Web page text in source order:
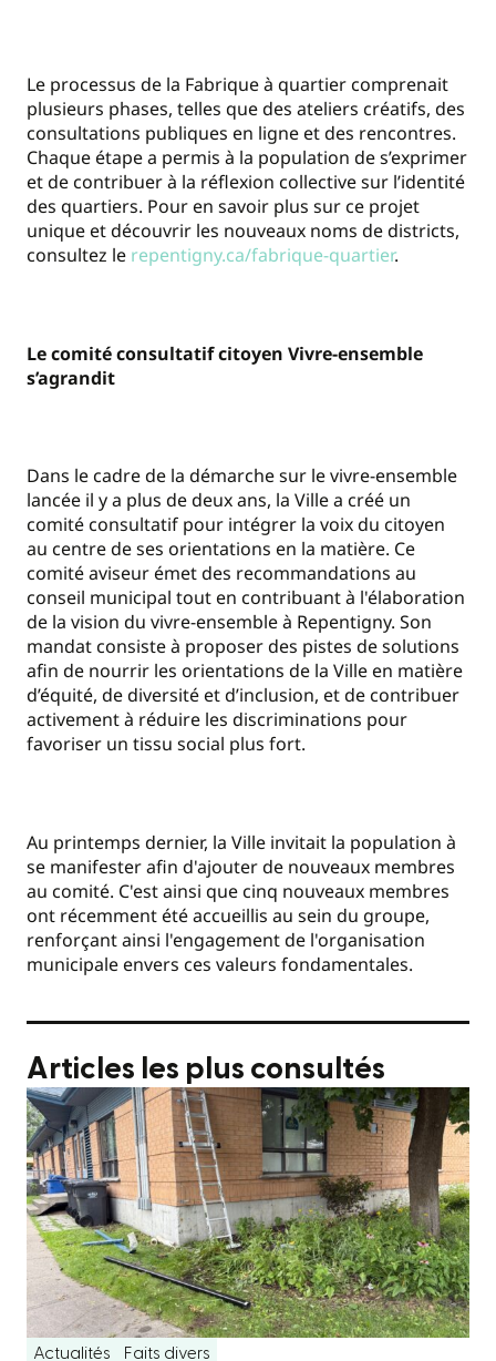
Le processus de la Fabrique à quartier comprenait
plusieurs phases, telles que des ateliers créatifs, des
consultations publiques en ligne et des rencontres.
Chaque étape a permis à la population de s’exprimer
et de contribuer à la réflexion collective sur l’identité
des quartiers. Pour en savoir plus sur ce projet
unique et découvrir les nouveaux noms de districts,
consultez le repentigny.ca/fabrique-quartier.
Le comité consultatif citoyen Vivre-ensemble
s’agrandit
Dans le cadre de la démarche sur le vivre-ensemble
lancée il y a plus de deux ans, la Ville a créé un
comité consultatif pour intégrer la voix du citoyen
au centre de ses orientations en la matière. Ce
comité aviseur émet des recommandations au
conseil municipal tout en contribuant à l'élaboration
de la vision du vivre-ensemble à Repentigny. Son
mandat consiste à proposer des pistes de solutions
afin de nourrir les orientations de la Ville en matière
d’équité, de diversité et d’inclusion, et de contribuer
activement à réduire les discriminations pour
favoriser un tissu social plus fort.
Au printemps dernier, la Ville invitait la population à
se manifester afin d'ajouter de nouveaux membres
au comité. C'est ainsi que cinq nouveaux membres
ont récemment été accueillis au sein du groupe,
renforçant ainsi l'engagement de l'organisation
municipale envers ces valeurs fondamentales.
Articles les plus consultés
Actualités Faits divers